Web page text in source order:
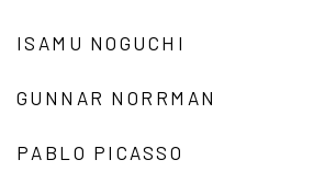
ISAMU NOGUCHI
GUNNAR NORRMAN
PABLO PICASSO